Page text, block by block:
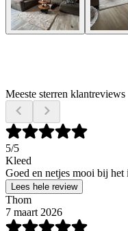
Meeste sterren klantreviews
5/5
Kleed
Goed en netjes mooi bij het
Lees hele review
Thom
7 maart 2026